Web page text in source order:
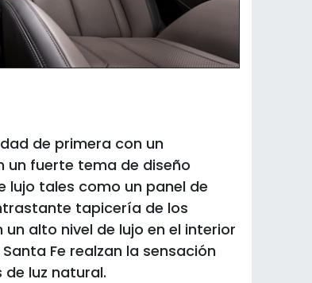
de primera con un
un fuerte tema de diseño
lujo tales como un panel de
tapicería de los
alto nivel de lujo en el interior
Fe realzan la sensación
luz natural.